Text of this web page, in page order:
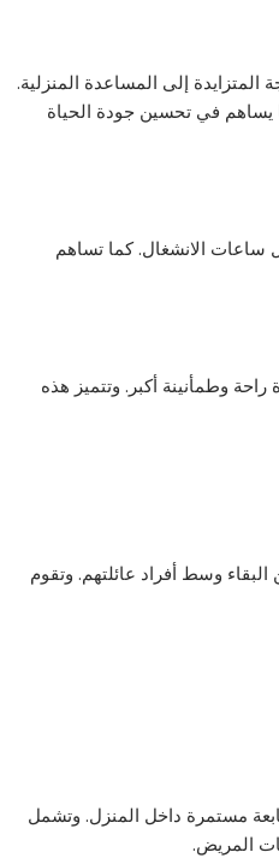
إلى المساعدة المنزلية.
يساهم في تحسين جودة الحياة
ساعات الانشغال. كما تساهم
وطمأنينة أكبر. وتتميز هذه
وسط أفراد عائلتهم. وتقوم
مستمرة داخل المنزل. وتشمل
المريض.